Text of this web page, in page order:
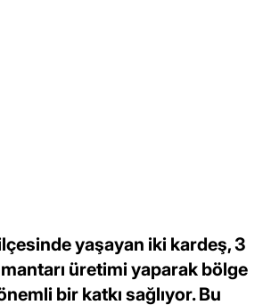
yaşayan iki kardeş, 3
üretimi yaparak bölge
bir katkı sağlıyor. Bu